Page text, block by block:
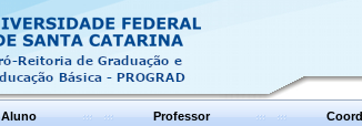
Aluno Professor